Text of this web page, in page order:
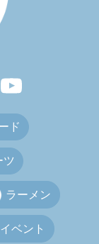
ド
ツ
ラーメン
イベント